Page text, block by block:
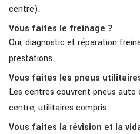
centre).
Vous faites le freinage ?
Oui, diagnostic et réparation
prestations.
Vous faites les pneus
Les centres couvrent pneus auto
centre, utilitaires compris.
Vous faites la révision et la